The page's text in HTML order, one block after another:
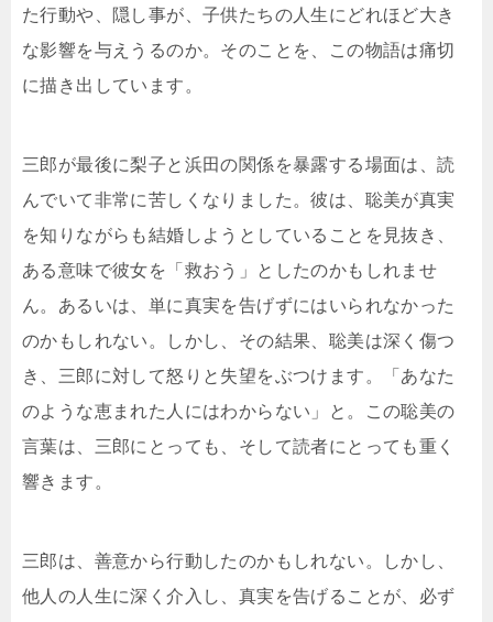
た行動や、隠し事が、子供たちの人生にどれほど大き
な影響を与えうるのか。そのことを、この物語は痛切
に描き出しています。
三郎が最後に梨子と浜田の関係を暴露する場面は、読
んでいて非常に苦しくなりました。彼は、聡美が真実
を知りながらも結婚しようとしていることを見抜き、
ある意味で彼女を「救おう」としたのかもしれませ
ん。あるいは、単に真実を告げずにはいられなかった
のかもしれない。しかし、その結果、聡美は深く傷つ
き、三郎に対して怒りと失望をぶつけます。「あなた
のような恵まれた人にはわからない」と。この聡美の
言葉は、三郎にとっても、そして読者にとっても重く
響きます。
三郎は、善意から行動したのかもしれない。しかし、
他人の人生に深く介入し、真実を告げることが、必ず